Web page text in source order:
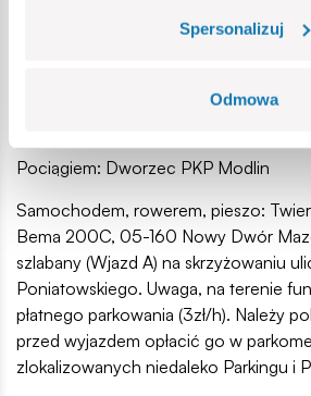
Spersonalizuj
Odmowa
Wystawa klocków COBI "Wielka
Pociągiem: Dworzec PKP Modlin
Samochodem, rowerem, pieszo:
Bema 200C, 05-160 Nowy Dwór
szlabany (Wjazd A) na skrzyżowaniu
Poniatowskiego. Uwaga, na terenie
płatnego parkowania (3zł/h). Należy
przed wyjazdem opłacić go w
zlokalizowanych niedaleko Parkingu i